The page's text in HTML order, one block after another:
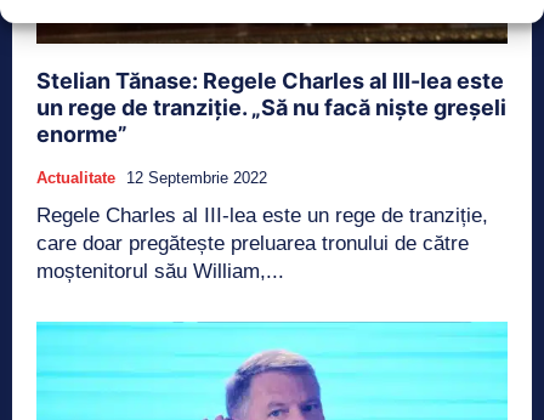
Stelian Tănase: Regele Charles al III-lea este
un rege de tranziție. „Să nu facă niște greșeli
enorme”
Actualitate 12 Septembrie 2022
Regele Charles al III-lea este un rege de tranziție,
care doar pregătește preluarea tronului de către
moștenitorul său William,...